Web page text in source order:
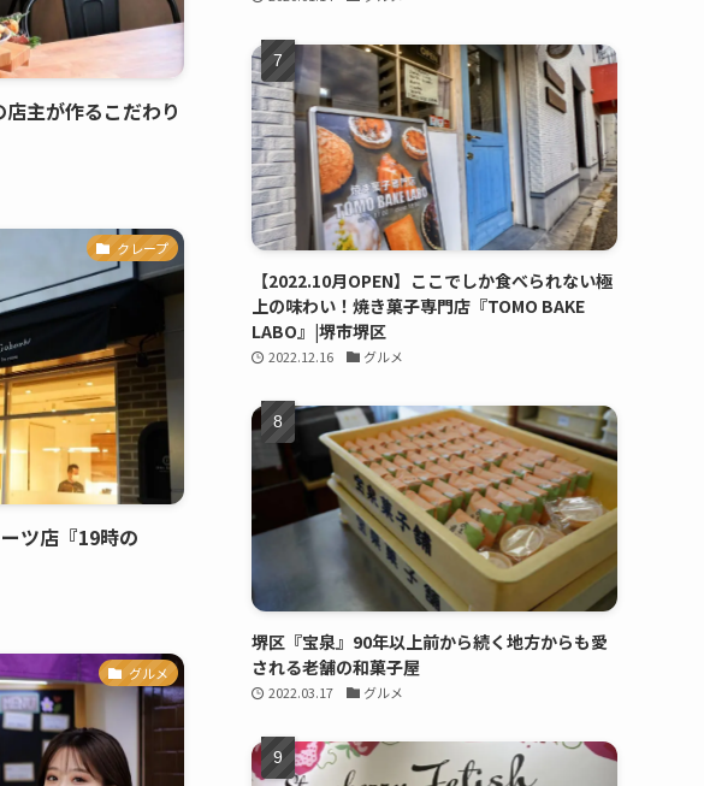
主が作るこだわり
クレープ
ツ店『19時の
グルメ
【2022.10月OPEN】ここでしか食べられない極
上の味わい！焼き菓子専門店『TOMO BAKE
LABO』|堺市堺区
2022.12.16 グルメ
堺区『宝泉』90年以上前から続く地方からも愛
される老舗の和菓子屋
2022.03.17 グルメ